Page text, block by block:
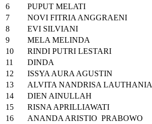
6
PUPUT MELATI
7
NOVI FITRIA ANGGRAENI
8
EVI SILVIANI
9
MELA MELINDA
10
RINDI PUTRI LESTARI
11
DINDA
12
ISSYA AURA AGUSTIN
13
ALVITA NANDRISA LAUTHANIA
14
DIEN AINULLAH
15
RISNA APRILLIAWATI
16
ANANDA ARISTIO PRABOWO